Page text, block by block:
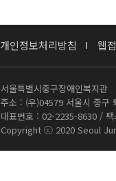
개인정보처리방침 웹
서울특별시중구장애인복지관
주소 : (우)04579 서울시 중구
대표번호 : 02-2235-8630 /
Copyright ⓒ 2020 Seoul